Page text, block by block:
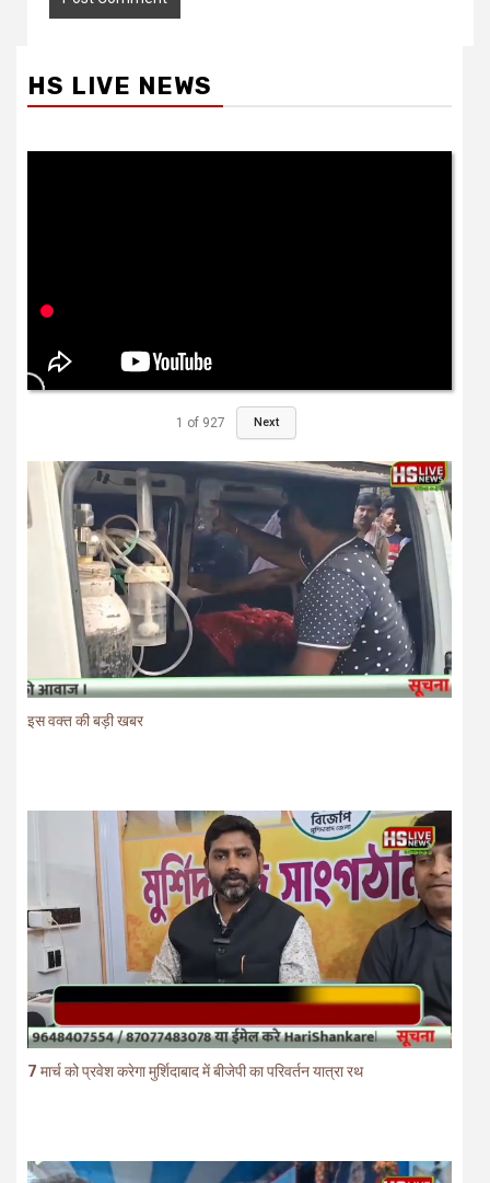
HS LIVE NEWS
1 of 927 Next
इस वक्त की बड़ी खबर
7 मार्च को प्रवेश करेगा मुर्शिदाबाद में बीजेपी का परिवर्तन यात्रा रथ